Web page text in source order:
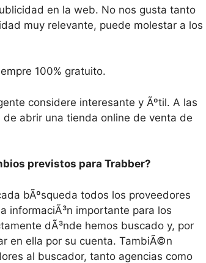
en la web. No nos gusta tanto
muy relevante, puede molestar a los
100% gratuito.
considere interesante y Ãºtil. A las
abrir una tienda online de venta de
previstos para Trabber?
bÃºsqueda todos los proveedores
informaciÃ³n importante para los
dÃ³nde hemos buscado y, por
en ella por su cuenta. TambiÃ©n
al buscador, tanto agencias como